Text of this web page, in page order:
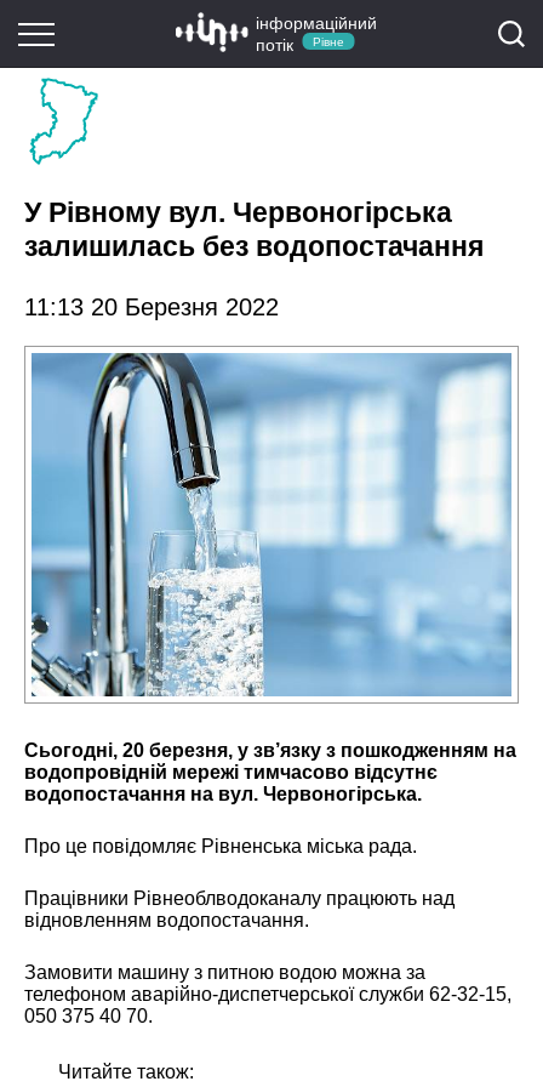
інформаційний
потік
Рівне
У Рівному вул. Червоногірська
залишилась без водопостачання
11:13 20 Березня 2022
Сьогодні, 20 березня, у зв’язку з пошкодженням на
водопровідній мережі тимчасово відсутнє
водопостачання на вул. Червоногірська.
Про це повідомляє Рівненська міська рада.
Працівники Рівнеоблводоканалу працюють над
відновленням водопостачання.
Замовити машину з питною водою можна за
телефоном аварійно-диспетчерської служби 62-32-15,
050 375 40 70.
Читайте також: